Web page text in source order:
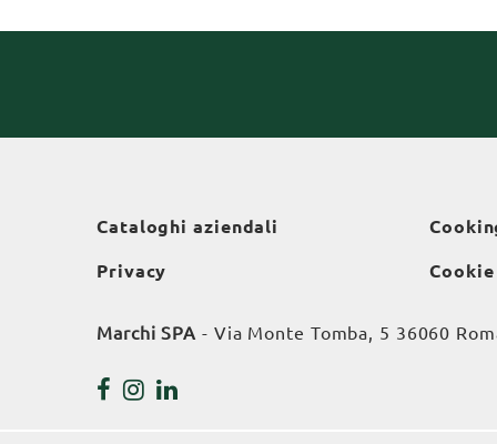
Cataloghi aziendali
Privacy
Marchi SPA - Via Monte Tomba, 5 36060